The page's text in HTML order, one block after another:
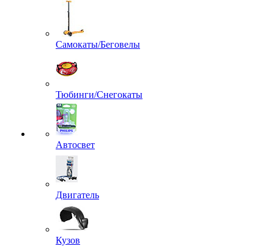
Самокаты/Беговелы
Тюбинги/Снегокаты
Автосвет
Двигатель
Кузов